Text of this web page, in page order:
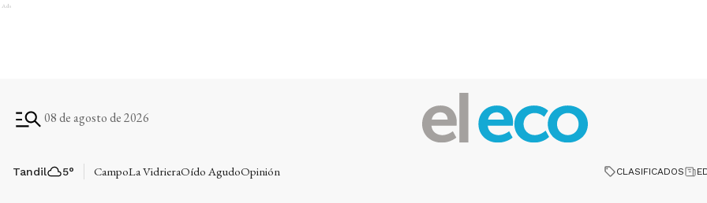
Ads
08 de agosto de 2026
Tandil 5° CampoLa VidrieraOído AgudoOpinión CLASIFICADOS